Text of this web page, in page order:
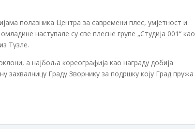
полазника Центра за савремени плес, умјетност и
наступале су све плесне групе „Студија 001“ као
Тузле.
а најбоља кореографија као награду добија
захвалницу Граду Зворнику за подршку коју Град пружа